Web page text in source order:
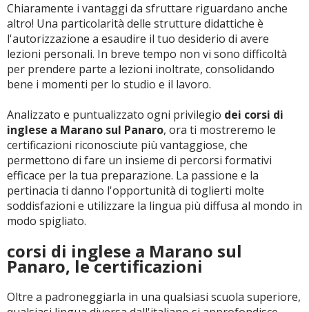
Chiaramente i vantaggi da sfruttare riguardano anche
altro! Una particolarità delle strutture didattiche è
l'autorizzazione a esaudire il tuo desiderio di avere
lezioni personali. In breve tempo non vi sono difficoltà
per prendere parte a lezioni inoltrate, consolidando
bene i momenti per lo studio e il lavoro.
Analizzato e puntualizzato ogni privilegio dei corsi di
inglese a Marano sul Panaro, ora ti mostreremo le
certificazioni riconosciute più vantaggiose, che
permettono di fare un insieme di percorsi formativi
efficace per la tua preparazione. La passione e la
pertinacia ti danno l'opportunità di toglierti molte
soddisfazioni e utilizzare la lingua più diffusa al mondo in
modo spigliato.
corsi di inglese a Marano sul
Panaro, le certificazioni
Oltre a padroneggiarla in una qualsiasi scuola superiore,